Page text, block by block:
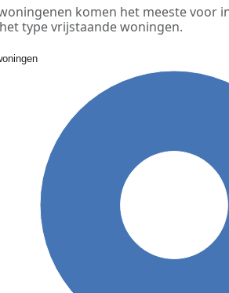
komen het meeste voor
type vrijstaande woningen.